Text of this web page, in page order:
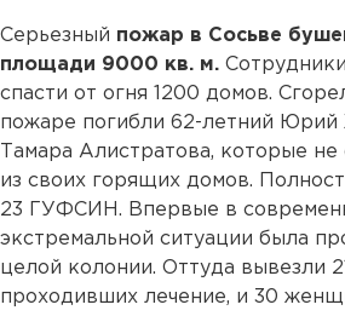
Серьезный пожар в Сосьве
площади 9000 кв. м.
спасти от огня 1200 домов.
пожаре погибли 62-летний
Тамара Алистратова, которые не
из своих горящих домов.
23 ГУФСИН. Впервые в
экстремальной ситуации была
целой колонии. Оттуда вывезли
проходивших лечение, и 30